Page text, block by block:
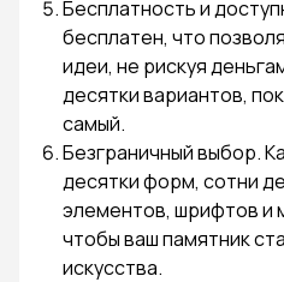
Бесплатность и
бесплатен, что
идеи, не рискуя
десятки вариантов,
самый.
Безграничный выбор.
десятки форм, сотни
элементов, шрифтов и
чтобы ваш памятник
искусства.